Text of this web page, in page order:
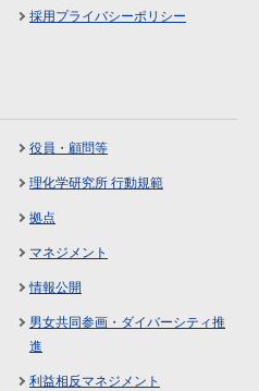
採用プライバシーポリシー
役員・顧問等
理化学研究所 行動規範
拠点
マネジメント
情報公開
男女共同参画・ダイバーシティ推
進
利益相反マネジメント